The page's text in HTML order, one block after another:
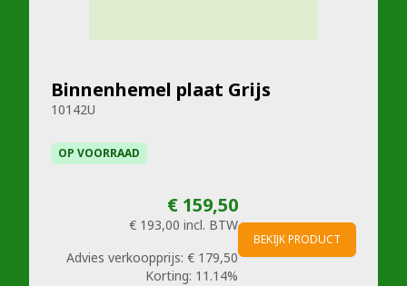
Binnenhemel plaat Grijs
10142U
OP VOORRAAD
€ 159,50
€ 193,00 incl. BTW
Advies verkoopprijs: € 179,50
Korting: 11.14%
BEKIJK PRODUCT